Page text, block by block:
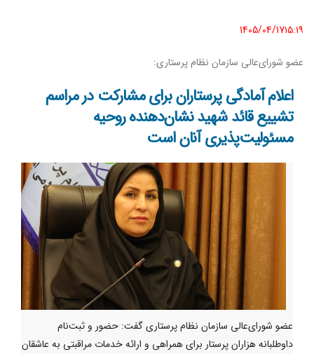
1405/04/17١٥:١٩
عضو شورای‌عالی سازمان نظام پرستاری:
اعلام آمادگی پرستاران برای مشارکت در مراسم
تشییع قائد شهید نشان‌دهنده روحیه
مسئولیت‌پذیری آنان است
عضو شورای‌عالی سازمان نظام پرستاری گفت: حضور و ثبت‌نام
داوطلبانه هزاران پرستار برای همراهی و ارائه خدمات مراقبتی به عاشقان